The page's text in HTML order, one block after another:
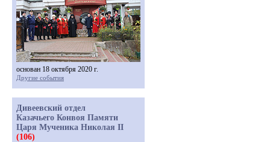
основан 18 октября 2020 г.
Другие события
Дивеевский отдел
Казачьего Конвоя Памяти
Царя Мученика Николая II
(106)